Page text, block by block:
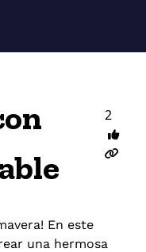
2
En este
una hermosa